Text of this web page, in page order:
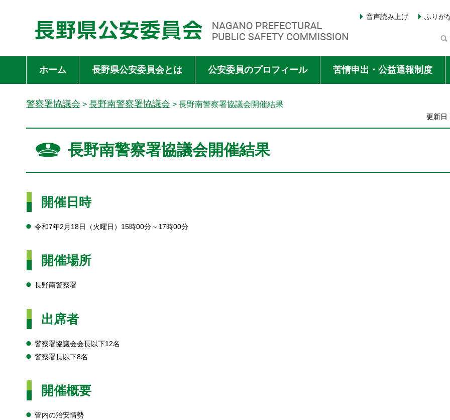
長野県公安委員会 NAGANO PREFECTURAL PUBLIC SAFETY COMMISSION
音声読み上げ ふりが
ホーム 長野県公安委員会とは 公安委員のプロフィール 苦情申出・公益通報制度
警察署協議会 > 長野南警察署協議会 > 長野南警察署協議会開催結果
更新日
長野南警察署協議会開催結果
開催日時
令和7年2月18日（火曜日）15時00分～17時00分
開催場所
長野南警察署
出席者
警察署協議会会長以下12名
警察署長以下8名
開催概要
管内の治安情勢